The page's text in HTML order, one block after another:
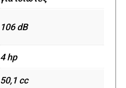
106 dB
4 hp
50,1 cc